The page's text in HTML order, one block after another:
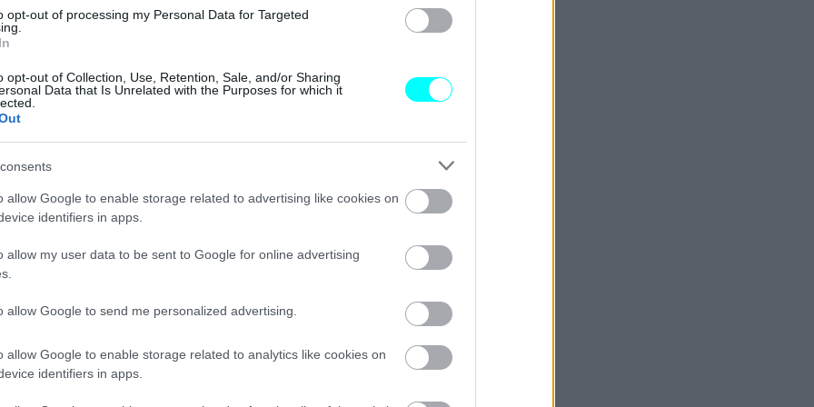
opt-out of processing my Personal Data for Targeted
opt-out of Collection, Use, Retention, Sale, and/or Sharing
Data that Is Unrelated with the Purposes for which it
allow Google to enable storage related to advertising like cookies on
identifiers in apps.
allow my user data to be sent to Google for online advertising
allow Google to send me personalized advertising.
allow Google to enable storage related to analytics like cookies on
identifiers in apps.
και τις πυρκαγιές
ΝΕΑ
ισχύει η
ασφάλιση για
φυσικές
στα ΙΧ;
Οριστικό - Πόσο